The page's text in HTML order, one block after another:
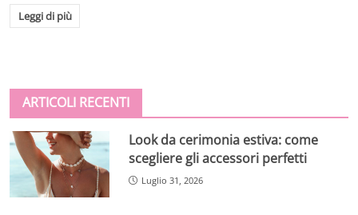
Leggi di più
ARTICOLI RECENTI
Look da cerimonia estiva: come
scegliere gli accessori perfetti
Luglio 31, 2026